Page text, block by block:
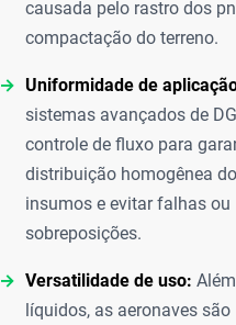
causada pelo rastro dos
compactação do terreno.
Uniformidade de
sistemas avançados de
controle de fluxo para
distribuição homogênea
insumos e evitar falhas ou
sobreposições.
Versatilidade de uso:
líquidos, as aeronaves são